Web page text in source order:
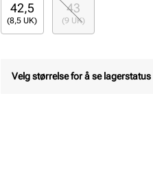
42,5
(8,5 UK)
43
(9 UK)
Velg størrelse for å se lagerstatus